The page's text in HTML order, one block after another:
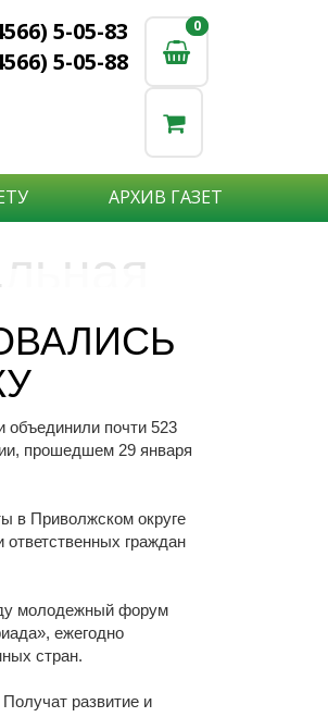
5-05-83
5-05-88
0
0
АРХИВ ГАЗЕТ
Подробнее
Подробнее
почти 523
прошедшем 29 января
в Приволжском округе
граждан
молодежный форум
ежегодно
стран.
развитие и